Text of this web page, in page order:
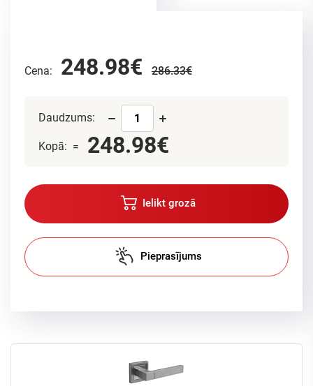
Cena: 248.98€ 286.33€
Daudzums:
Kopā: = 248.98€
Pieprasījums
Ielikt grozā